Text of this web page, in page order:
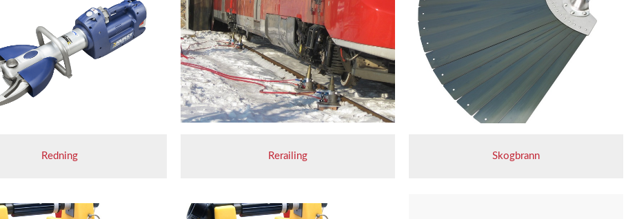
Redning Rerailing Skogbrann